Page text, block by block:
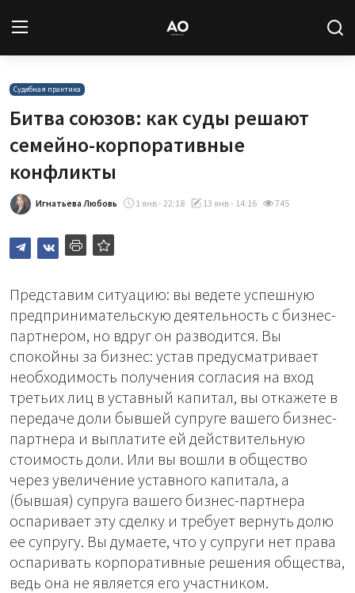
Вход
Новости
Статьи
Авторы
Архив
База знаний
Подписка
Судебная практика
Битва союзов: как суды решают
семейно-корпоративные
конфликты
Игнатьева Любовь 1 янв - 22:18 13 янв - 14:16 745
Представим ситуацию: вы ведете успешную
предпринимательскую деятельность с бизнес-
партнером, но вдруг он разводится. Вы
спокойны за бизнес: устав предусматривает
необходимость получения согласия на вход
третьих лиц в уставный капитал, вы откажете в
передаче доли бывшей супруге вашего бизнес-
партнера и выплатите ей действительную
стоимость доли. Или вы вошли в общество
через увеличение уставного капитала, а
(бывшая) супруга вашего бизнес-партнера
оспаривает эту сделку и требует вернуть долю
ее супругу. Вы думаете, что у супруги нет права
оспаривать корпоративные решения общества,
ведь она не является его участником.